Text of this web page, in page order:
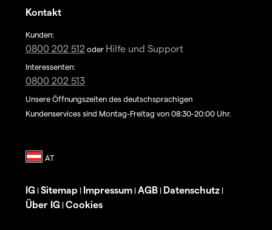
Kontakt
Kunden:
0800 202 512 oder Hilfe und Support
Interessenten:
0800 202 513
Unsere Öffnungszeiten des deutschsprachigen
Kundenservices sind Montag-Freitag von 08:30-20:00 Uhr.
IG | Sitemap | Impressum | AGB | Datenschutz |
Über IG | Cookies